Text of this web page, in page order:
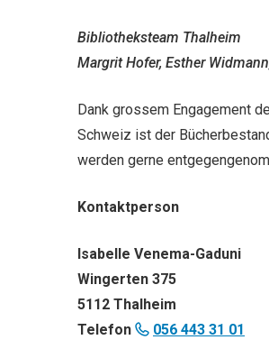
Bibliotheksteam Thalheim
Margrit Hofer, Esther
Dank grossem Engagement
Schweiz ist der
werden gerne
Kontaktperson
Isabelle Venema-Gaduni
Wingerten 375
5112 Thalheim
Telefon
056 443 31 01